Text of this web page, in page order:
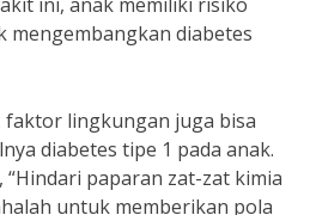
diabetes
lingkungan juga bisa
diabetes tipe 1 pada anak.
“Hindari paparan zat-zat kimia
untuk memberikan pola